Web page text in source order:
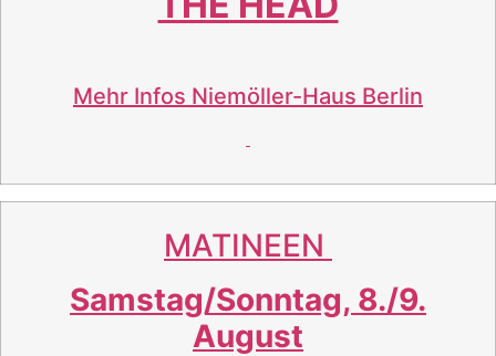
Mehr Infos Niemöller-Haus Berlin
MATINEEN
Samstag/Sonntag, 8./9.
August